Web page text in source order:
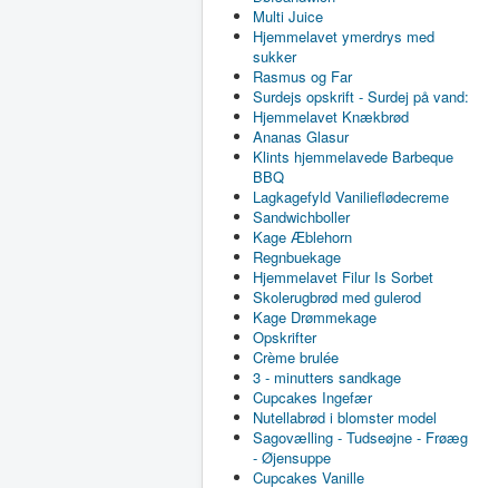
Multi Juice
Hjemmelavet ymerdrys med
sukker
Rasmus og Far
Surdejs opskrift - Surdej på vand:
Hjemmelavet Knækbrød
Ananas Glasur
Klints hjemmelavede Barbeque
BBQ
Lagkagefyld Vanilieflødecreme
Sandwichboller
Kage Æblehorn
Regnbuekage
Hjemmelavet Filur Is Sorbet
Skolerugbrød med gulerod
Kage Drømmekage
Opskrifter
Crème brulée
3 - minutters sandkage
Cupcakes Ingefær
Nutellabrød i blomster model
Sagovælling - Tudseøjne - Frøæg
- Øjensuppe
Cupcakes Vanille